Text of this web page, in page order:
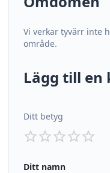
Vi verkar tyvärr inte
område.
Lägg till
Ditt betyg
Ditt namn